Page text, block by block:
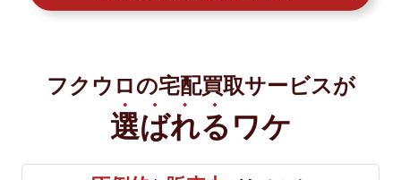
フクウロの宅配買取サービスが
選ばれる ワケ